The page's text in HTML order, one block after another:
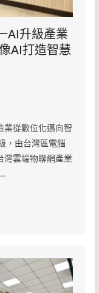
AI升級產業
AI打造智慧
數位化邁向智
，由台灣區電腦
灣雲端物聯網產業